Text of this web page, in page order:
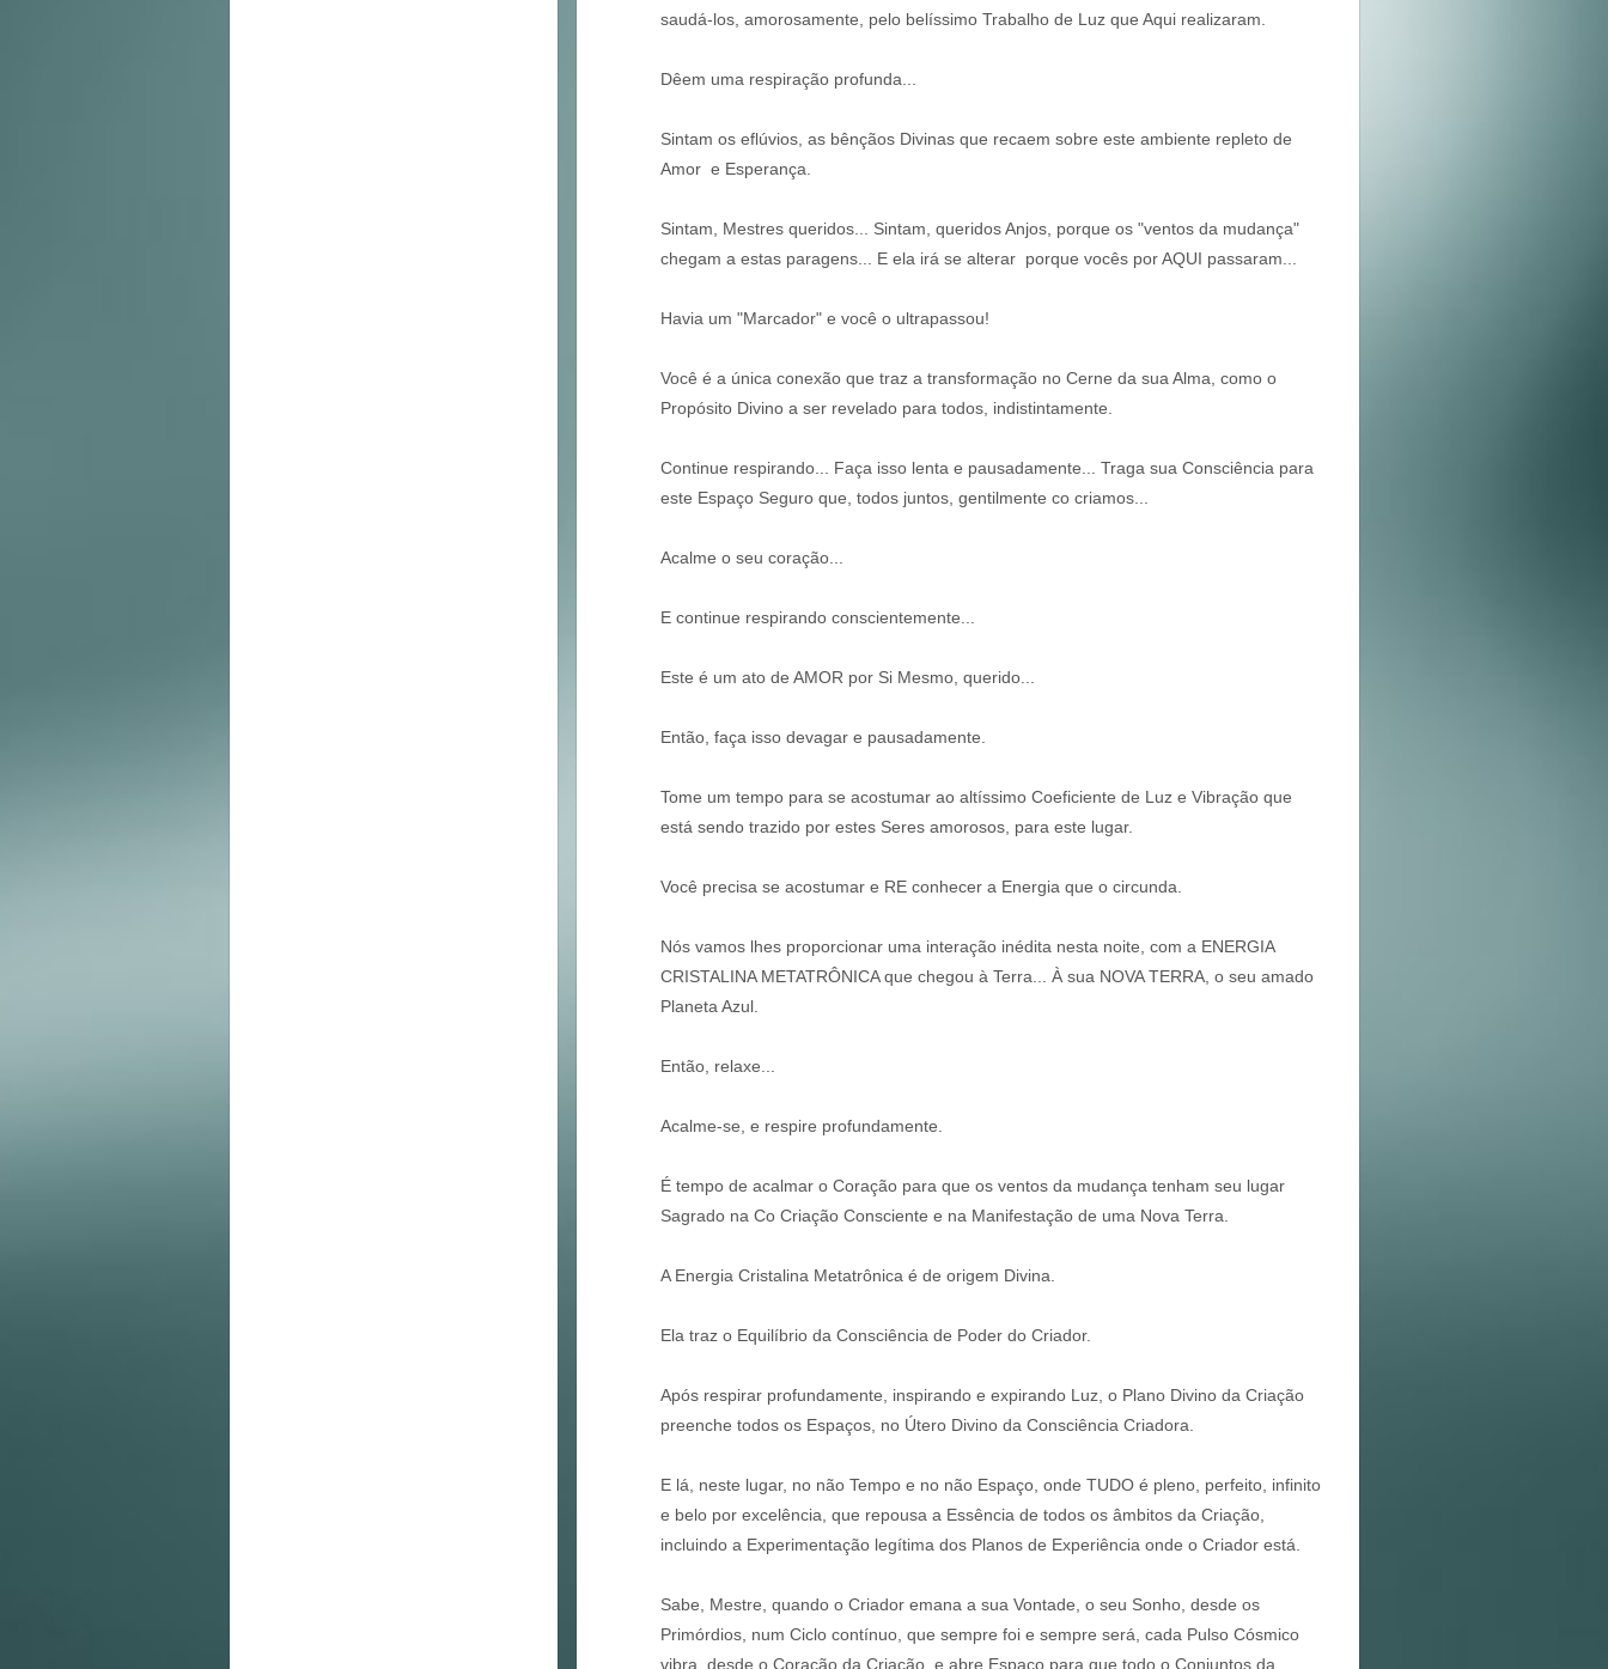
saudá-los, amorosamente, pelo belíssimo Trabalho de Luz que Aqui realizaram.
Dêem uma respiração profunda...
Sintam os eflúvios, as bênçãos Divinas que recaem sobre este ambiente repleto de
Amor e Esperança.
Sintam, Mestres queridos... Sintam, queridos Anjos, porque os "ventos da mudança"
chegam a estas paragens... E ela irá se alterar porque vocês por AQUI passaram...
Havia um "Marcador" e você o ultrapassou!
Você é a única conexão que traz a transformação no Cerne da sua Alma, como o
Propósito Divino a ser revelado para todos, indistintamente.
Continue respirando... Faça isso lenta e pausadamente... Traga sua Consciência para
este Espaço Seguro que, todos juntos, gentilmente co criamos...
Acalme o seu coração...
E continue respirando conscientemente...
Este é um ato de AMOR por Si Mesmo, querido...
Então, faça isso devagar e pausadamente.
Tome um tempo para se acostumar ao altíssimo Coeficiente de Luz e Vibração que
está sendo trazido por estes Seres amorosos, para este lugar.
Você precisa se acostumar e RE conhecer a Energia que o circunda.
Nós vamos lhes proporcionar uma interação inédita nesta noite, com a ENERGIA
CRISTALINA METATRÔNICA que chegou à Terra... À sua NOVA TERRA, o seu amado
Planeta Azul.
Então, relaxe...
Acalme-se, e respire profundamente.
É tempo de acalmar o Coração para que os ventos da mudança tenham seu lugar
Sagrado na Co Criação Consciente e na Manifestação de uma Nova Terra.
A Energia Cristalina Metatrônica é de origem Divina.
Ela traz o Equilíbrio da Consciência de Poder do Criador.
Após respirar profundamente, inspirando e expirando Luz, o Plano Divino da Criação
preenche todos os Espaços, no Útero Divino da Consciência Criadora.
E lá, neste lugar, no não Tempo e no não Espaço, onde TUDO é pleno, perfeito, infinito
e belo por excelência, que repousa a Essência de todos os âmbitos da Criação,
incluindo a Experimentação legítima dos Planos de Experiência onde o Criador está.
Sabe, Mestre, quando o Criador emana a sua Vontade, o seu Sonho, desde os
Primórdios, num Ciclo contínuo, que sempre foi e sempre será, cada Pulso Cósmico
vibra, desde o Coração da Criação, e abre Espaço para que todo o Conjuntos da